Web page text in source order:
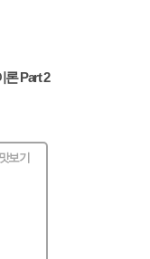
론 Part 2
맛보기